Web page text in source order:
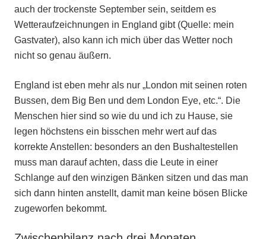
auch der trockenste September sein, seitdem es
Wetteraufzeichnungen in England gibt (Quelle: mein
Gastvater), also kann ich mich über das Wetter noch
nicht so genau äußern.
England ist eben mehr als nur „London mit seinen roten
Bussen, dem Big Ben und dem London Eye, etc.“. Die
Menschen hier sind so wie du und ich zu Hause, sie
legen höchstens ein bisschen mehr wert auf das
korrekte Anstellen: besonders an den Bushaltestellen
muss man darauf achten, dass die Leute in einer
Schlange auf den winzigen Bänken sitzen und das man
sich dann hinten anstellt, damit man keine bösen Blicke
zugeworfen bekommt.